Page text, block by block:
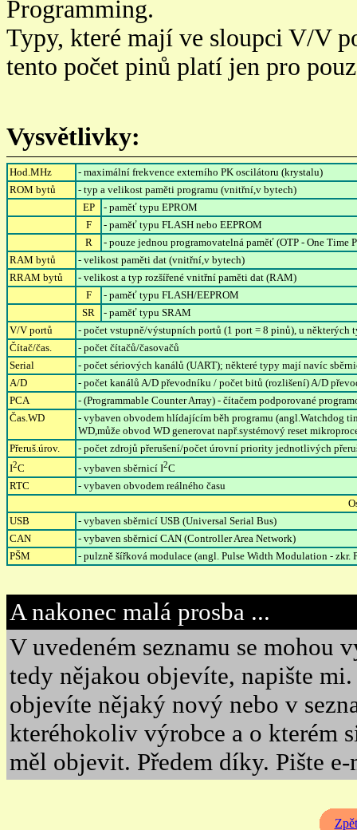
Programming.
Typy, které mají ve sloupci V/V
tento počet pinů platí jen pro
Vysvětlivky:
Hod.MHz
- maximální frekvence externího PK oscilátoru (krystalu)
ROM bytů
- typ a velikost paměti programu (vnitřní,v bytech)
EP
- paměť typu EPROM
F
- paměť typu FLASH nebo EEPROM
R
- pouze jednou programovatelná paměť (OTP - One Time
RAM bytů
- velikost paměti dat (vnitřní,v bytech)
RRAM bytů
- velikost a typ rozšířené vnitřní paměti dat (RAM)
F
- paměť typu FLASH/EEPROM
SR
- paměť typu SRAM
V/V portů
- počet vstupně/výstupních portů (1 port = 8 pinů), u
Čítač/čas.
- počet čítačů/časovačů
Serial
- počet sériových kanálů (UART); některé typy mají navíc
A/D
- počet kanálů A/D převodníku / počet bitů (rozlišení) A/D
PCA
- (Programmable Counter Array) - čítačem podporované
Čas.WD
- vybaven obvodem hlídajícím běh programu (angl.Watchdog
WD,může obvod WD generovat např.systémový reset
Přeruš.úrov.
- počet zdrojů přerušení/počet úrovní priority jednotlivých
I2C - vybaven sběrnicí I2C
RTC
- vybaven obvodem reálného času
USB
- vybaven sběrnicí USB (Universal Serial Bus)
CAN
- vybaven sběrnicí CAN (Controller Area Network)
PŠM
- pulzně šířková modulace (angl. Pulse Width Modulation -
A nakonec malá prosba ...
V uvedeném seznamu se mohou
tedy nějakou objevíte, napište
objevíte nějaký nový nebo v
kteréhokoliv výrobce a o kterém
měl objevit. Předem díky. Pište